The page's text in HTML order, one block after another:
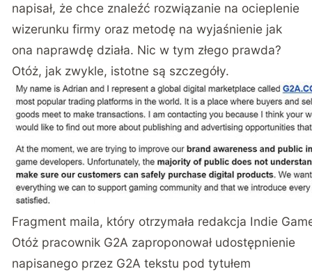
napisał, że chce znaleźć rozwiązanie na ocieplenie
wizerunku firmy oraz metodę na wyjaśnienie jak
ona naprawdę działa. Nic w tym złego prawda?
Otóż, jak zwykle, istotne są szczegóły.
Fragment maila, który otrzymała redakcja Indie
Otóż pracownik G2A zaproponował udostępnienie
napisanego przez G2A tekstu pod tytułem